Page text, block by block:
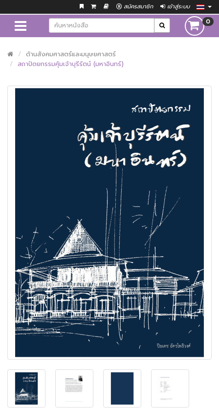
สมัครสมาชิก เข้าสู่ระบบ
0
ด้านสังคมศาสตร์และมนุษยศาสตร์
สถาปัตยกรรมคุ้มเจ้าบุรีรัตน์ (มหาอินทร์)